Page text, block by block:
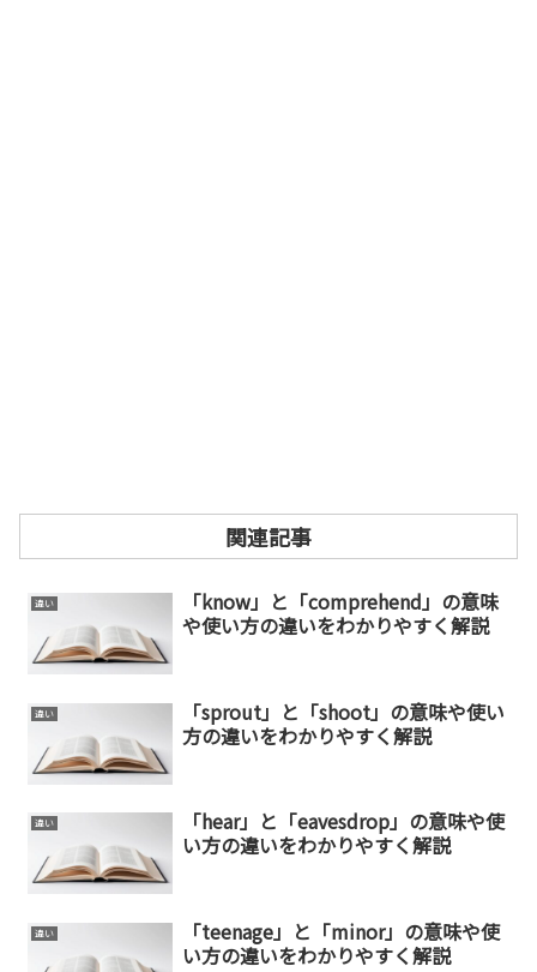
関連記事
違い
「know」と「comprehend」の意味
や使い方の違いをわかりやすく解説
違い
「sprout」と「shoot」の意味や使い
方の違いをわかりやすく解説
違い
「hear」と「eavesdrop」の意味や使
い方の違いをわかりやすく解説
違い
「teenage」と「minor」の意味や使
い方の違いをわかりやすく解説